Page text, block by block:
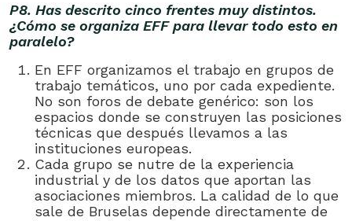
P8. Has descrito cinco frentes muy distintos.
¿Cómo se organiza EFF para llevar todo esto en
paralelo?
En EFF organizamos el trabajo en grupos de
trabajo temáticos, uno por cada expediente.
No son foros de debate genérico: son los
espacios donde se construyen las posiciones
técnicas que después llevamos a las
instituciones europeas.
Cada grupo se nutre de la experiencia
industrial y de los datos que aportan las
asociaciones miembros. La calidad de lo que
sale de Bruselas depende directamente de